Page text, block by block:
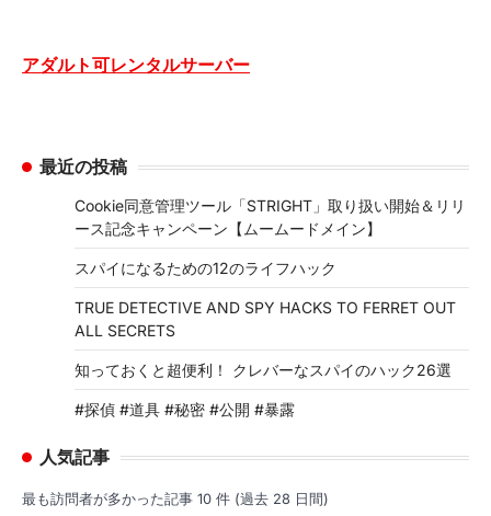
アダルト可レンタルサーバー
最近の投稿
Cookie同意管理ツール「STRIGHT」取り扱い開始＆リリ
ース記念キャンペーン【ムームードメイン】
スパイになるための12のライフハック
TRUE DETECTIVE AND SPY HACKS TO FERRET OUT
ALL SECRETS
知っておくと超便利！ クレバーなスパイのハック26選
#探偵 #道具 #秘密 #公開 #暴露
人気記事
最も訪問者が多かった記事 10 件 (過去 28 日間)